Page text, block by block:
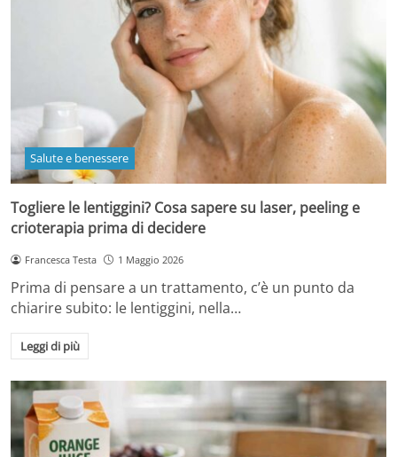
Salute e benessere
Togliere le lentiggini? Cosa sapere su laser, peeling e
crioterapia prima di decidere
Francesca Testa 1 Maggio 2026
Prima di pensare a un trattamento, c’è un punto da
chiarire subito: le lentiggini, nella…
Leggi di più